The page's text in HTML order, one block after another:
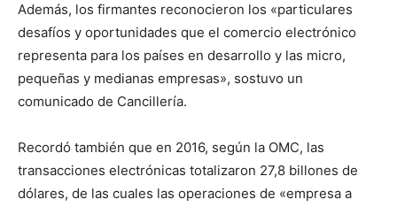
Además, los firmantes reconocieron los «particulares
desafíos y oportunidades que el comercio electrónico
representa para los países en desarrollo y las micro,
pequeñas y medianas empresas», sostuvo un
comunicado de Cancillería.
Recordó también que en 2016, según la OMC, las
transacciones electrónicas totalizaron 27,8 billones de
dólares, de las cuales las operaciones de «empresa a